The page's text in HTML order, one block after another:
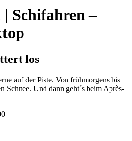
| Schifahren –
los
auf der Piste. Von frühmorgens bis
Schnee. Und dann geht´s beim Après-